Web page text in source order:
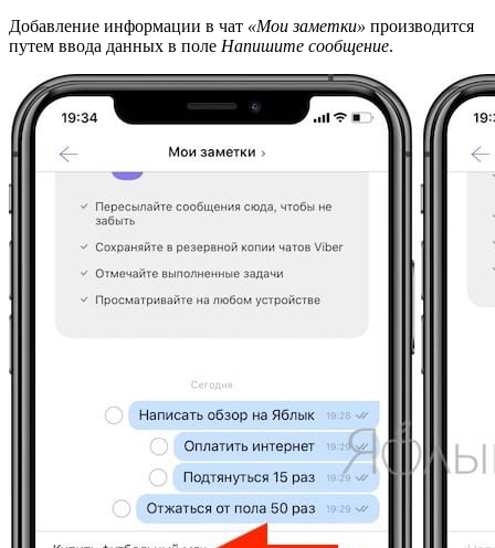
Добавление информации в чат «Мои заметки» производится
путем ввода данных в поле Напишите сообщение.